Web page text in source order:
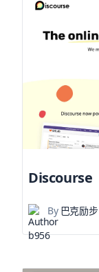
Discourse
By巴克励步